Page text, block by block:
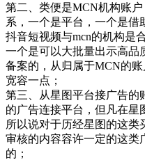
第二、类便是MCN机构账
系，一个是平台，一个是借
抖音短视频与mcn的机构是
一个是可以大批量出示高品
备案的，从归属于MCN的
宽容一点；
第三、从星图平台接广告的
的广告连接平台，但凡在星
所以说对于历经星图的这类
审核的内容容许一定的这类
的；